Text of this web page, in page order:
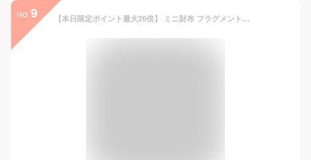
no. 9 【本日限定ポイント最大20倍】 ミニ財布 フラグメントケース レディース 本革 レザー コインケース 小銭入れ パスケース カードケース 定期入れ カード入れ コンパクト 軽量 薄型 収納 キーリング 女の子 中学生 高校生 女性 薄い 大人可愛い カードも入る プレゼント